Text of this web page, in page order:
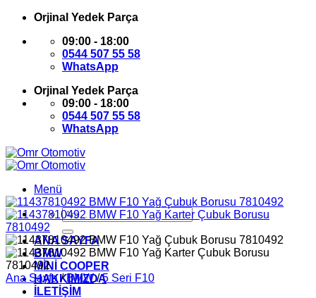
İçeriğeOrjinal Yedek Parça
09:00 - 18:00
0544 507 55 58
WhatsApp
Orjinal Yedek Parça
09:00 - 18:00
0544 507 55 58
WhatsApp
Menü
Ara:
ANA SAYFA
BMW
MİNİ COOPER
HAKKIMIZDA
İLETİŞİM
Ana Sayfa / BMW / 5 Seri F10